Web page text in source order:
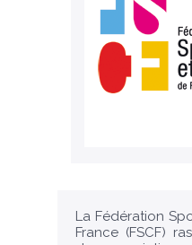
La Fédération
France (FSCF)